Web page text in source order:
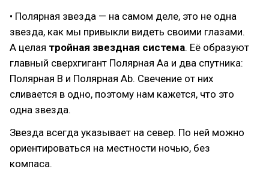
• Полярная звезда — на самом деле, это не одна
звезда, как мы привыкли видеть своими глазами.
А целая тройная звездная система. Её образуют
главный сверхгигант Полярная Aa и два спутника:
Полярная B и Полярная Ab. Свечение от них
сливается в одно, поэтому нам кажется, что это
одна звезда.
Звезда всегда указывает на север. По ней можно
ориентироваться на местности ночью, без
компаса.